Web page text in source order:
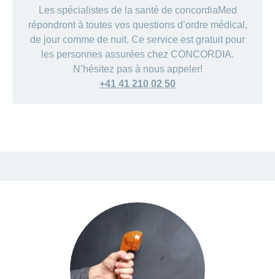
Les spécialistes de la santé de concordiaMed
répondront à toutes vos questions d’ordre médical,
de jour comme de nuit. Ce service est gratuit pour
les personnes assurées chez CONCORDIA.
N’hésitez pas à nous appeler!
+41 41 210 02 50